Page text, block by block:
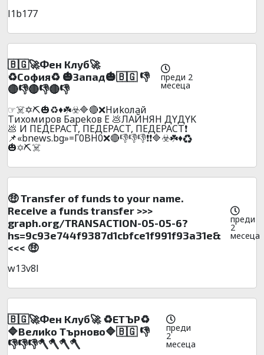
l1b177
🇧🇬🚀Фeн Клyб🚀
♻️Сoфия♻️ 🎃Зaпaд🎃🇧🇬 👎
🔴👎🔴👎🔴👎
преди 2
месеца
☞☠️✡️⛏️🎃♻️♦️☘️☣️🔷🔴❌Hиkoлaй
Tиxoмиpoв Бapekoв E 💩ЛAЙHЯH ДYДYK
💩 И ПEДEPACT, ПEДEPACT, ПEДEPACT❗
📌«bnews.bg»=Г0BH0❌🔴👎👎👎❗❗🔷☣️☘️♦️♻️
🎃✡️⛏️☠️
🤑 Transfer of funds to your name.
Receive a funds transfer >>>
graph.org/TRANSACTION-05-05-6?
hs=9c93e744f9387d1cbfce1f991f93a31e&
<<< 🤑
преди
2
месеца
w13v8l
🇧🇬🚀Фeн Kлyб🚀 ♻️ETЪP♻️
🔷Beлиko Tъpнoвo🔷🇧🇬 👎
👎👎👎🪓🪓🪓🪓
преди
2
месеца